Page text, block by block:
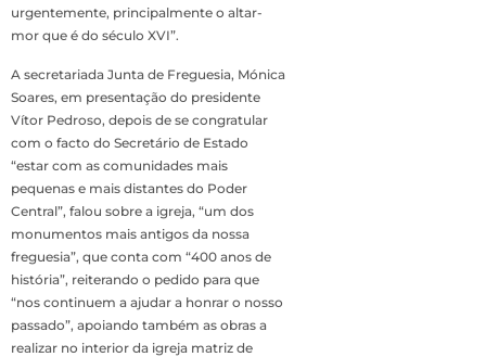
urgentemente, principalmente o altar-
mor que é do século XVI”.
A secretariada Junta de Freguesia, Mónica
Soares, em presentação do presidente
Vítor Pedroso, depois de se congratular
com o facto do Secretário de Estado
“estar com as comunidades mais
pequenas e mais distantes do Poder
Central”, falou sobre a igreja, “um dos
monumentos mais antigos da nossa
freguesia”, que conta com “400 anos de
história”, reiterando o pedido para que
“nos continuem a ajudar a honrar o nosso
passado”, apoiando também as obras a
realizar no interior da igreja matriz de